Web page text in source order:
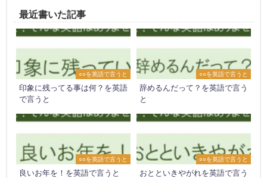
最近書いた記事
○○を英語で言うと
印象に残ってる事は何？を英語
で言うと
○○を英語で言うと
辞めるんだって？を英語で言う
と
○○を英語で言うと
良いお年を！を英語で言うと
○○を英語で言うと
おとといきやがれを英語で言う